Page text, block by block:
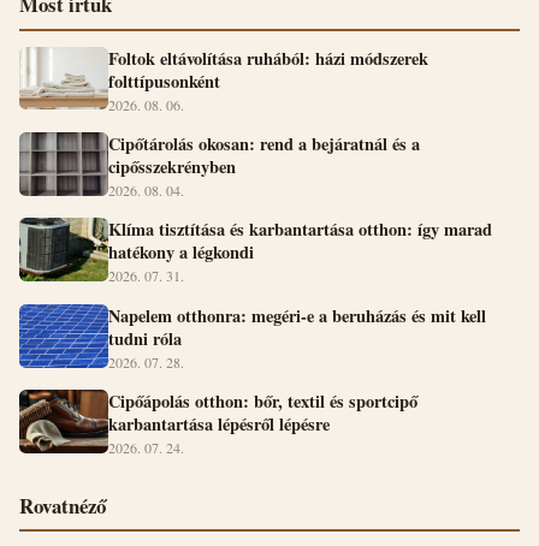
Foltok eltávolítása ruhából: házi módszerek
folttípusonként
2026. 08. 06.
Cipőtárolás okosan: rend a bejáratnál és a
cipősszekrényben
2026. 08. 04.
Klíma tisztítása és karbantartása otthon: így marad
hatékony a légkondi
2026. 07. 31.
Napelem otthonra: megéri-e a beruházás és mit kell
tudni róla
2026. 07. 28.
Cipőápolás otthon: bőr, textil és sportcipő
karbantartása lépésről lépésre
2026. 07. 24.
Rovatnéző